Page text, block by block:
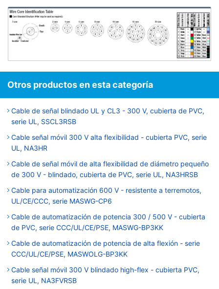
Otros productos en esta categoría
Cable de señal blindado UL y CL3 - 300 V, cubierta de PVC,
serie UL, SSCL3RSB
Cable señal móvil 300 V alta flexibilidad - cubierta PVC, serie
UL, NA3HR
Cable de señal móvil de alta flexibilidad de diámetro pequeño
de 300 V - blindado, cubierta de PVC, serie UL, NA3HRSB
Cable para automatización 600 V - resistente a terremotos,
UL/CE/CCC, serie MASWG-CP6
Cable de automatización de potencia 300 / 500 V - cubierta
de PVC, serie CCC/UL/CE/PSE, MASWG-BP3KK
Cable de automatización de potencia de alta flexión - serie
CCC/UL/CE/PSE, MASWOLG-BP3KK
Cable señal móvil 300 V blindado high-flex - cubierta PVC,
serie UL, NA3FVRSB